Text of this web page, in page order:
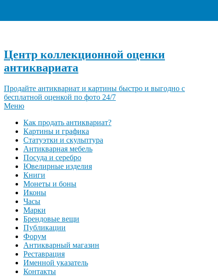
Центр коллекционной оценки
антиквариата
Продайте антиквариат и картины быстро и выгодно с
бесплатной оценкой по фото 24/7
Меню
Как продать антиквариат?
Картины и графика
Статуэтки и скульптура
Антикварная мебель
Посуда и серебро
Ювелирные изделия
Книги
Монеты и боны
Иконы
Часы
Марки
Брендовые вещи
Публикации
Форум
Антикварный магазин
Реставрация
Именной указатель
Контакты